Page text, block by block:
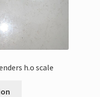
h.o scale